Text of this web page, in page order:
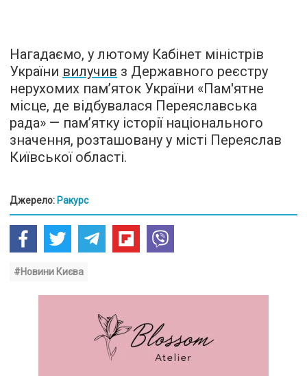
Нагадаємо, у лютому Кабінет міністрів
України вилучив з Державного реєстру
нерухомих пам’яток України «Пам'ятне
місце, де відбувалася Переяславська
рада» — пам’ятку історії національного
значення, розташовану у місті Переяслав
Київської області.
Джерело: Ракурс
#Новини Києва